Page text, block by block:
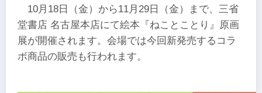
10月18日（金）から11月29日（金）まで、三省
堂書店 名古屋本店にて絵本『ねことことり』原画
展が開催されます。会場では今回新発売するコラ
ボ商品の販売も行われます。